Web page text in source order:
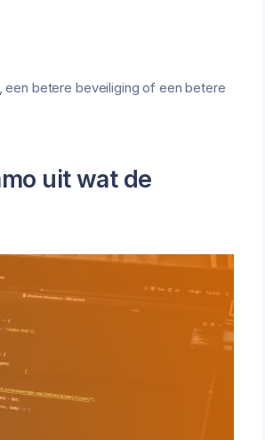
betere beveiliging of een betere
uit wat de